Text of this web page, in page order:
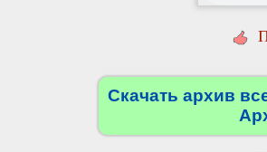
Скачать архив